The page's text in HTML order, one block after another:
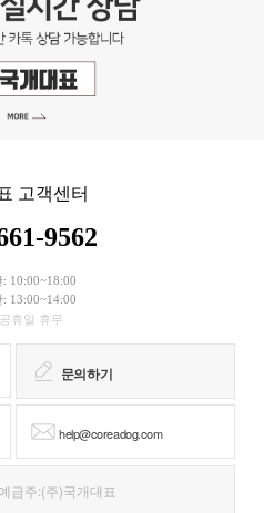
고객센터
9562
10:00~18:00
: 13:00~14:00
휴일 휴무
문의하기
help@coreadog.com
예금주:(주)국개대표